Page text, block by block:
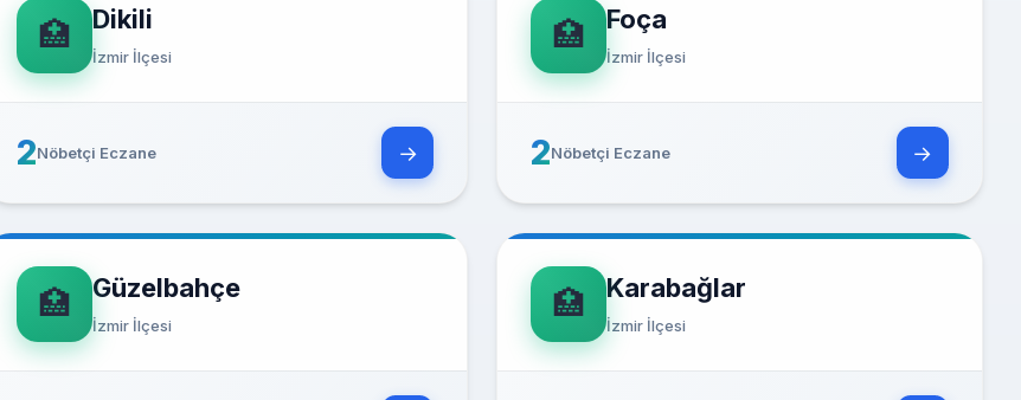
🏥 Dikili
İzmir İlçesi
2Nöbetçi Eczane →
🏥 Foça
İzmir İlçesi
2Nöbetçi Eczane →
🏥 Güzelbahçe
İzmir İlçesi
🏥 Karabağlar
İzmir İlçesi